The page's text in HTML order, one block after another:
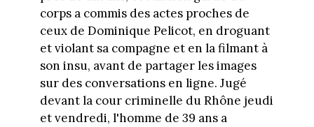
corps a commis des actes proches de
ceux de Dominique Pelicot, en droguant
et violant sa compagne et en la filmant à
son insu, avant de partager les images
sur des conversations en ligne. Jugé
devant la cour criminelle du Rhône jeudi
et vendredi, l'homme de 39 ans a